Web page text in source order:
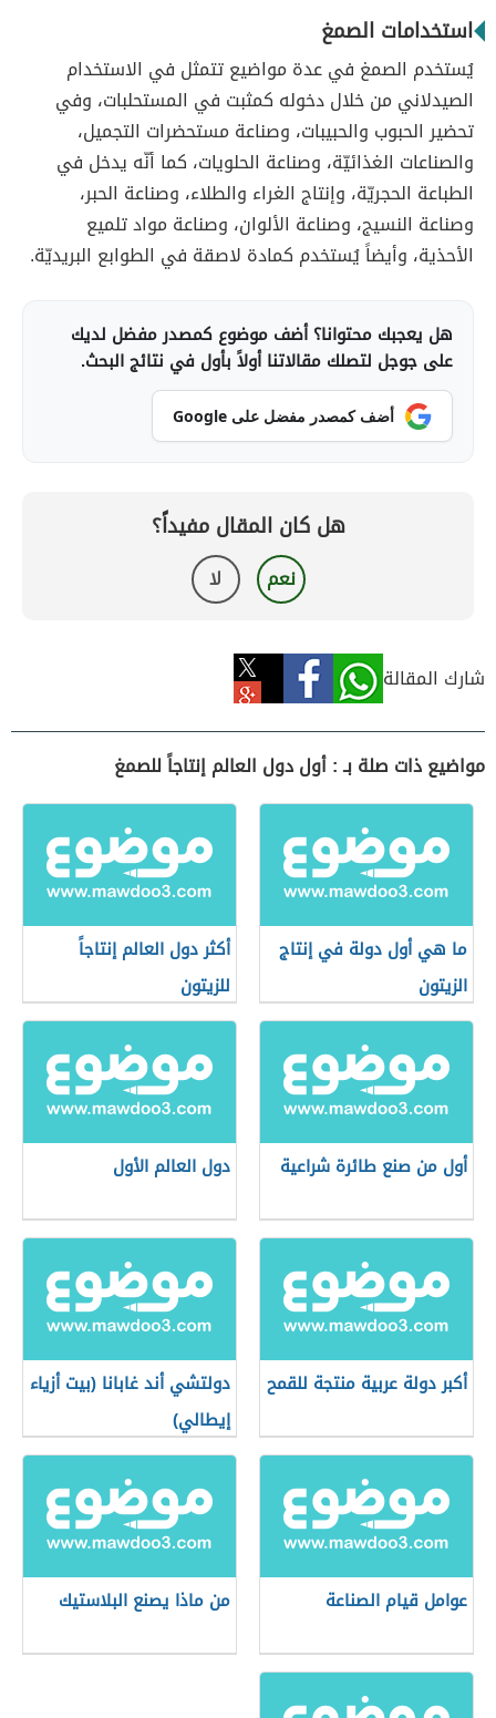
استخدامات الصمغ
يُستخدم الصمغ في عدة مواضيع تتمثل في الاستخدام
الصيدلاني من خلال دخوله كمثبت في المستحلبات، وفي
تحضير الحبوب والحبيبات، وصناعة مستحضرات التجميل،
والصناعات الغذائيّة، وصناعة الحلويات، كما أنّه يدخل في
الطباعة الحجريّة، وإنتاج الغراء والطلاء، وصناعة الحبر،
وصناعة النسيج، وصناعة الألوان، وصناعة مواد تلميع
الأحذية، وأيضاً يُستخدم كمادة لاصقة في الطوابع البريديّة.
هل يعجبك محتوانا؟ أضف موضوع كمصدر مفضل لديك
على جوجل لتصلك مقالاتنا أولاً بأول في نتائج البحث.
أضف كمصدر مفضل على Google
هل كان المقال مفيداً؟
نعم لا
شارك المقالة
مواضيع ذات صلة بـ : أول دول العالم إنتاجاً للصمغ
ما هي أول دولة في إنتاج
الزيتون
أكثر دول العالم إنتاجاً
للزيتون
أول من صنع طائرة شراعية دول العالم الأول
أكبر دولة عربية منتجة للقمح
دولتشي أند غابانا (بيت أزياء
إيطالي)
عوامل قيام الصناعة من ماذا يصنع البلاستيك